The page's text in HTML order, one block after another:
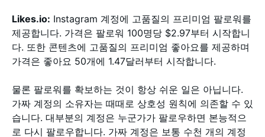
Likes.io: Instagram 계정에 고품질의 프리미엄 팔로워를
제공합니다. 가격은 팔로워 100명당 $2.97부터 시작합니
다. 또한 콘텐츠에 고품질의 프리미엄 좋아요를 제공하며
가격은 좋아요 50개에 1.47달러부터 시작합니다.
물론 팔로워를 확보하는 것이 항상 쉬운 일은 아닙니다.
가짜 계정의 소유자는 때때로 상호성 원칙에 의존할 수 있
습니다. 대부분의 계정은 누군가가 팔로우하면 본능적으
로 다시 팔로우합니다. 가짜 계정은 보통 수천 개의 계정